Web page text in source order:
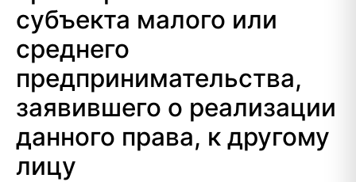
субъекта малого или
среднего
предпринимательства,
заявившего о реализации
данного права, к другому
лицу